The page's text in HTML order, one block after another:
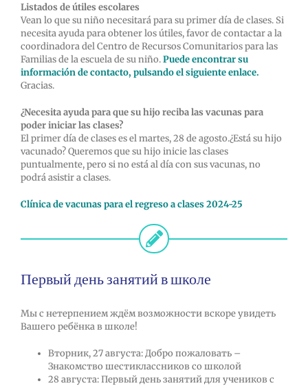
Listados de útiles escolares
Vean lo que su niño necesitará para su primer día de clases. Si
necesita ayuda para obtener los útiles, favor de contactar a la
coordinadora del Centro de Recursos Comunitarios para las
Familias de la escuela de su niño.Puede encontrar su
información de contacto, pulsando el siguiente enlace.
Gracias.
¿Necesita ayuda para que su hijo reciba las vacunas para
poder iniciar las clases?
El primer día de clases es el martes, 28 de agosto.¿Está su hijo
vacunado? Queremos que su hijo inicie las clases
puntualmente, pero si no está al día con sus vacunas, no
podrá asistir a clases.
Clínica de vacunas para el regreso a clases 2024-25
Первый день занятий в школе
Мы с нетерпением ждём возможности вскоре увидеть
Вашего ребёнка в школе!
Вторник, 27 августа: Добро пожаловать –
Знакомство шестиклассников со школой
28 августа: Первый день занятий для учеников с